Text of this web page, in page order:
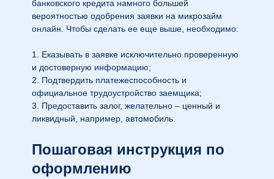
банковского кредита намного большей
вероятностью одобрения заявки на микрозайм
онлайн. Чтобы сделать ее еще выше, необходимо:
1. Еказывать в заявке исключительно проверенную
и достоверную информацию;
2. Подтвердить платежеспособность и
официальное трудоустройство заемщика;
3. Предоставить залог, желательно – ценный и
ликвидный, например, автомобиль.
Пошаговая инструкция по
оформлению